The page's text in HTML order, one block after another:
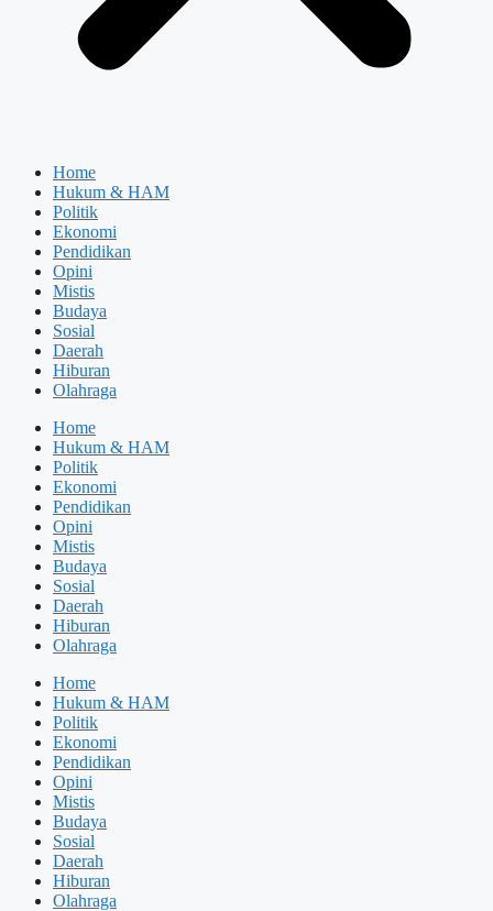
Home
Hukum & HAM
Politik
Ekonomi
Pendidikan
Opini
Mistis
Budaya
Sosial
Daerah
Hiburan
Olahraga
Home
Hukum & HAM
Politik
Ekonomi
Pendidikan
Opini
Mistis
Budaya
Sosial
Daerah
Hiburan
Olahraga
Home
Hukum & HAM
Politik
Ekonomi
Pendidikan
Opini
Mistis
Budaya
Sosial
Daerah
Hiburan
Olahraga